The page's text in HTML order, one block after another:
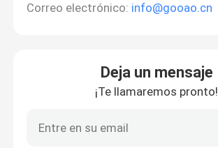
Correo electrónico: info@gooao.cn
Deja un mensaje
¡Te llamaremos pronto!